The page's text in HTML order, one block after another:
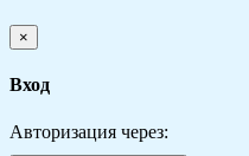
×
Вход
Авторизация через: